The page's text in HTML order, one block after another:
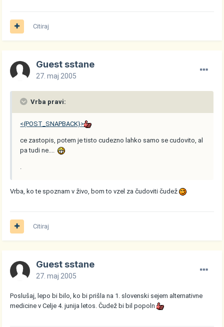
Citiraj
Guest sstane
27. maj 2005
Vrba pravi:
<{POST_SNAPBACK}>
ce zastopis, potem je tisto cudezno lahko samo se cudovito, al
pa tudi ne....
.
Vrba, ko te spoznam v živo, bom to vzel za čudoviti čudež
Citiraj
Guest sstane
27. maj 2005
Poslušaj, lepo bi bilo, ko bi prišla na 1. slovenski sejem alternativne
medicine v Celje 4. junija letos. Čudež bi bil popoln